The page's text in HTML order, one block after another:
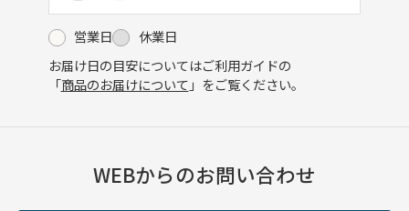
営業日
休業日
お届け日の目安についてはご利用ガイドの
「商品のお届けについて 」をご覧ください。
WEBからのお問い合わせ